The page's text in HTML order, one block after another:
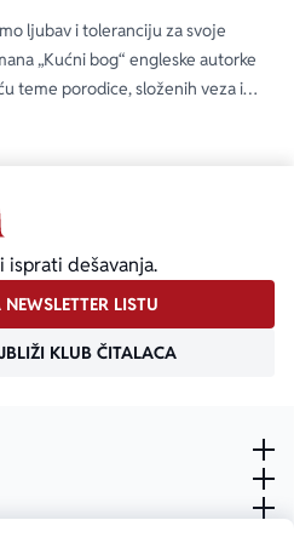
ljubav i toleranciju za svoje
„Kućni bog“ engleske autorke
teme porodice, složenih veza i
isprati dešavanja.
LISTU
KLUB ČITALACA